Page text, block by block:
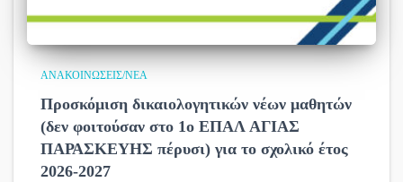
ΑΝΑΚΟΙΝΏΣΕΙΣ/ΝΈΑ
Προσκόμιση δικαιολογητικών νέων μαθητών
(δεν φοιτούσαν στο 1ο ΕΠΑΛ ΑΓΙΑΣ
ΠΑΡΑΣΚΕΥΗΣ πέρυσι) για το σχολικό έτος
2026-2027